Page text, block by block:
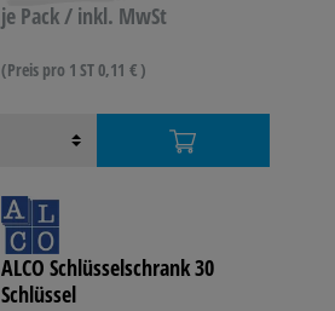
je Pack / inkl. MwSt
(Preis pro 1 ST 0,11 € )
ALCO Schlüsselschrank 30
Schlüssel